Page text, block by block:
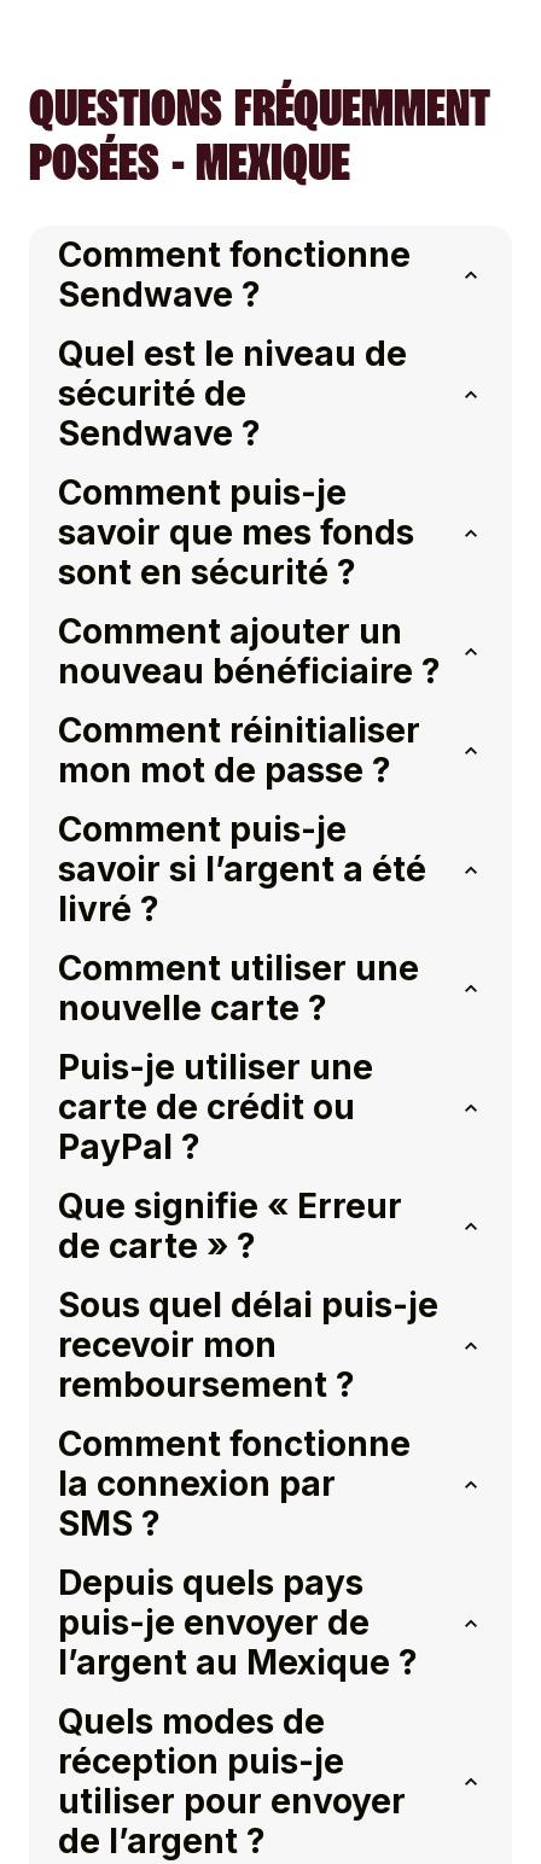
QUESTIONS FRÉQUEMMENT
POSÉES - MEXIQUE
Comment fonctionne
Sendwave ?
Quel est le niveau de
sécurité de
Sendwave ?
Comment puis-je
savoir que mes fonds
sont en sécurité ?
Comment ajouter un
nouveau bénéficiaire ?
Comment réinitialiser
mon mot de passe ?
Comment puis-je
savoir si l’argent a été
livré ?
Comment utiliser une
nouvelle carte ?
Puis-je utiliser une
carte de crédit ou
PayPal ?
Que signifie « Erreur
de carte » ?
Sous quel délai puis-je
recevoir mon
remboursement ?
Comment fonctionne
la connexion par
SMS ?
Depuis quels pays
puis-je envoyer de
l’argent au Mexique ?
Quels modes de
réception puis-je
utiliser pour envoyer
de l’argent ?